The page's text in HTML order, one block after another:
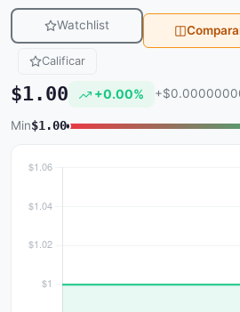
Watchlist
Calificar
$1.00 +0.00%
Min$1.00